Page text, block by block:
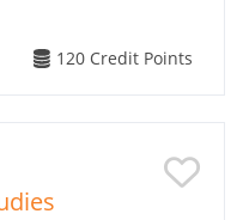
120 Credit Points